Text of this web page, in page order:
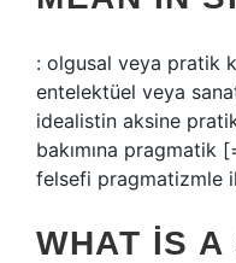
: olgusal veya pratik
entelektüel veya
idealistin aksine
bakımına pragmatik
felsefi pragmatizmle
WHAT IS A